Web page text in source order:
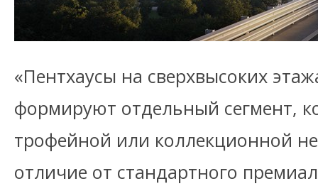
«Пентхаусы на сверхвысоких
формируют отдельный сегмент,
трофейной или коллекционной
отличие от стандартного